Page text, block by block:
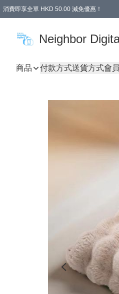
消費即享全單 HKD 50.00 減免優惠！
Neighbor
商品 付款方式送貨方式會